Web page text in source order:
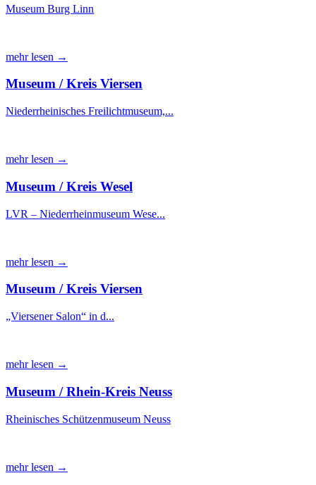
Museum Burg Linn
mehr lesen →
Museum / Kreis Viersen
Niederrheinisches Freilichtmuseum,...
mehr lesen →
Museum / Kreis Wesel
LVR – Niederrheinmuseum Wese...
mehr lesen →
Museum / Kreis Viersen
„Viersener Salon“ in d...
mehr lesen →
Museum / Rhein-Kreis Neuss
Rheinisches Schützenmuseum Neuss
mehr lesen →